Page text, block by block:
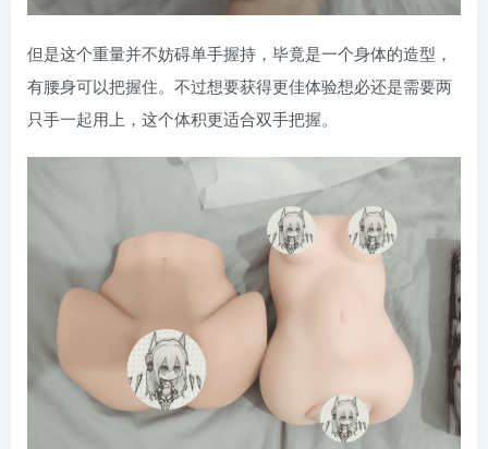
但是这个重量并不妨碍单手握持，毕竟是一个身体的造型，
有腰身可以把握住。不过想要获得更佳体验想必还是需要两
只手一起用上，这个体积更适合双手把握。